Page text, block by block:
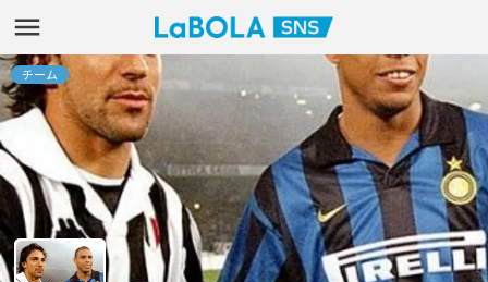
チーム